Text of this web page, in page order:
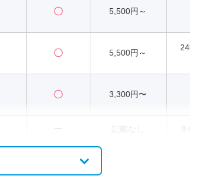
〇 5,500円～
〇 5,500円～
24時
〇 3,300円〜
記載なし 8:00